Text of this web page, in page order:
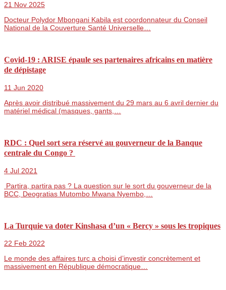
21 Nov 2025
Docteur Polydor Mbongani Kabila est coordonnateur du Conseil
National de la Couverture Santé Universelle…
Covid-19 : ARISE épaule ses partenaires africains en matière
de dépistage
11 Jun 2020
Après avoir distribué massivement du 29 mars au 6 avril dernier du
matériel médical (masques, gants,…
RDC : Quel sort sera réservé au gouverneur de la Banque
centrale du Congo ?
4 Jul 2021
Partira, partira pas ? La question sur le sort du gouverneur de la
BCC, Deogratias Mutombo Mwana Nyembo,…
La Turquie va doter Kinshasa d’un « Bercy » sous les tropiques
22 Feb 2022
Le monde des affaires turc a choisi d’investir concrètement et
massivement en République démocratique…